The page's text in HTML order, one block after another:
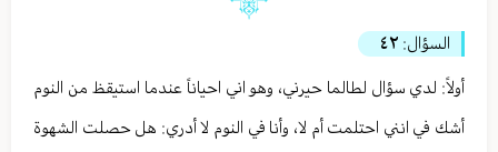
السؤال: ٤٢
أولاً: لدي سؤال لطالما حيرني، وهو اني احياناً عندما استيقظ من النوم
أشك في انني احتلمت أم لا، وأنا في النوم لا أدري: هل حصلت الشهوة